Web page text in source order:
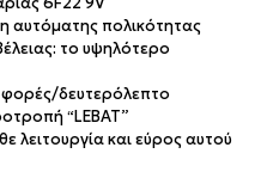
αυτόματης πολικότητας
το υψηλότερο
φορές/δευτερόλεπτο
“LEBAT”
λειτουργία και εύρος αυτού